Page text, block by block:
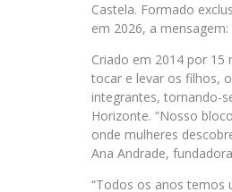
Castela. Formado
em 2026, a mensagem:
Criado em 2014 por 15
tocar e levar os filhos,
integrantes, tornando-
Horizonte. “Nosso
onde mulheres
Ana Andrade,
“Todos os anos temos